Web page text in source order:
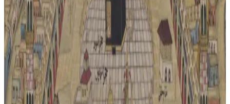
Dondurucu Kullanımı ve Gıda Depolamada Etkili
Yöntemlerle Tasarruf Sağlama
Dondurucu kullanımı, gıda stoklama ve israfı önlemede önemli
avantajlar sunar. Vakumlu poşetler, etlerin parçalanması, hijyen ve
elektrik kesintisi önlemleri gıda kalitesini artırır.
İrlanda Mutfağının Geleneksel Tarifleri ve Kültürel
Lezzetleri Üzerine Detaylı İnceleme